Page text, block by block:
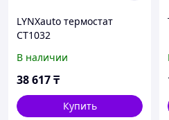
LYNXauto термостат
CT1032
В наличии
38 617₸
Купить